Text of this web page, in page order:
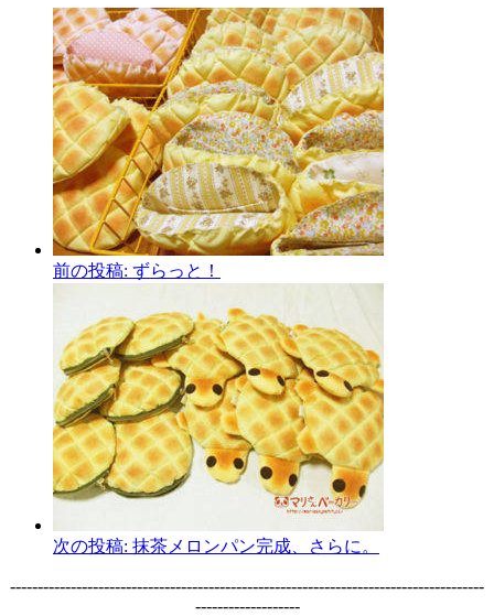
前の投稿: ずらっと！
次の投稿: 抹茶メロンパン完成、さらに。
--------------------------------------------------------------------------------------
-------------------